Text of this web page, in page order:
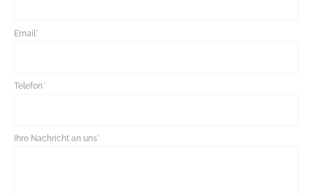
Email*
Telefon*
Ihre Nachricht an uns*